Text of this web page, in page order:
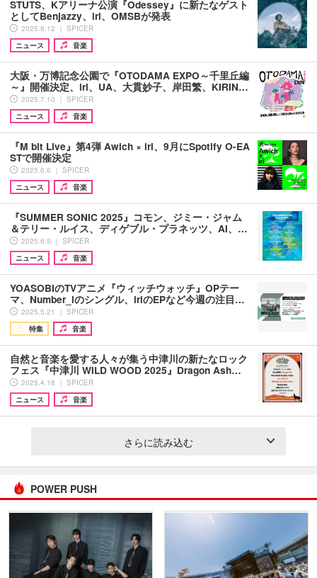
STUTS、Kアリーナ公演『Odessey』に新たなゲスト
としてBenjazzy、iri、OMSBが発表
2025.8.12 ｜ SPICER
ニュース
音楽
大阪・万博記念公園で『OTODAMA EXPO～千里丘編
～』開催決定、iri、UA、大貫妙子、岸田繁、KIRIN…
2025.7.10 ｜ SPICER
ニュース
音楽
『M bit Live』第4弾 Awich × iri、9月にSpotify O-EA
STで開催決定
2025.6.6 ｜ SPICER
ニュース
音楽
『SUMMER SONIC 2025』コモン、ジミー・ジャム
＆テリー・ルイス、ディゲブル・プラネッツ、AI、…
2025.6.5 ｜ SPICER
ニュース
音楽
YOASOBIのTVアニメ『ウィッチウォッチ』OPテー
マ、Number_iのシングル、iriのEPなど今週の注目…
2025.5.21 ｜ SPICER
特集
音楽
自然と音楽を愛する人々が集う中津川の新たなロック
フェス『中津川 WILD WOOD 2025』Dragon Ash…
2025.4.18 ｜ SPICER
ニュース
音楽
さらに読み込む
POWER PUSH